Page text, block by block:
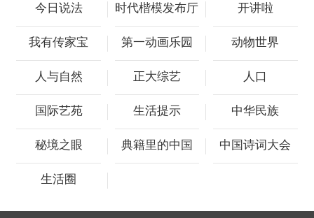
今日说法 时代楷模发布厅 开讲啦
我有传家宝 第一动画乐园 动物世界
人与自然 正大综艺 人口
国际艺苑 生活提示 中华民族
秘境之眼 典籍里的中国 中国诗词大会
生活圈